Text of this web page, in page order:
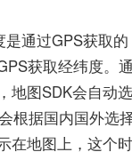
通过GPS获取
获取经纬度。
地图SDK会自动
根据国内国外选
在地图上，这个